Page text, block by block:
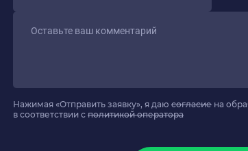
Нажимая «Отправить заявку», я даю согласие на
в соответствии с политикой оператора